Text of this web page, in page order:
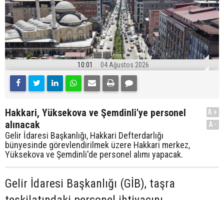
10:01 04 Ağustos 2026
Hakkari, Yüksekova ve Şemdinli'ye personel
alınacak
Gelir İdaresi Başkanlığı, Hakkari Defterdarlığı
bünyesinde görevlendirilmek üzere Hakkari merkez,
Yüksekova ve Şemdinli'de personel alımı yapacak.
A+
A-
Gelir İdaresi Başkanlığı (GİB), taşra